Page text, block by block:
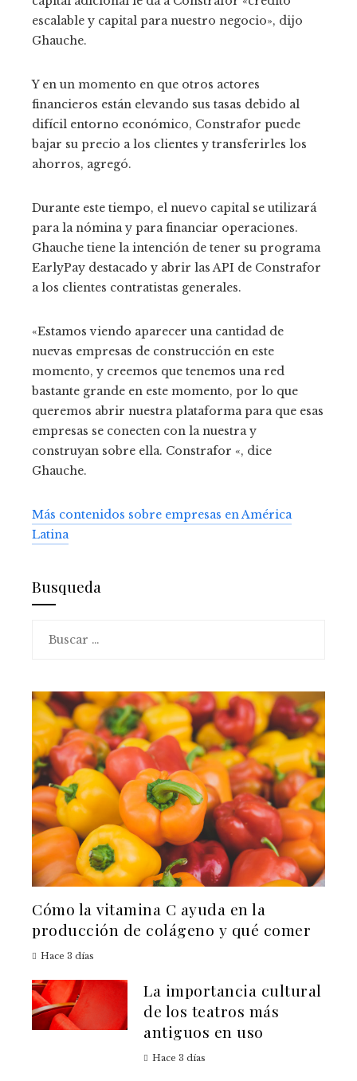
escalable y capital para nuestro negocio», dijo
Ghauche.
Y en un momento en que otros actores
financieros están elevando sus tasas debido al
difícil entorno económico, Constrafor puede
bajar su precio a los clientes y transferirles los
ahorros, agregó.
Durante este tiempo, el nuevo capital se utilizará
para la nómina y para financiar operaciones.
Ghauche tiene la intención de tener su programa
EarlyPay destacado y abrir las API de Constrafor
a los clientes contratistas generales.
«Estamos viendo aparecer una cantidad de
nuevas empresas de construcción en este
momento, y creemos que tenemos una red
bastante grande en este momento, por lo que
queremos abrir nuestra plataforma para que esas
empresas se conecten con la nuestra y
construyan sobre ella. Constrafor «, dice
Ghauche.
Más contenidos sobre empresas en América
Latina
Busqueda
Cómo la vitamina C ayuda en la
producción de colágeno y qué comer
Hace 3 días
La importancia cultural
de los teatros más
antiguos en uso
Hace 3 días